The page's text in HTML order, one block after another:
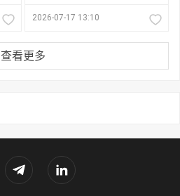
2026-07-17 13:10
查看更多